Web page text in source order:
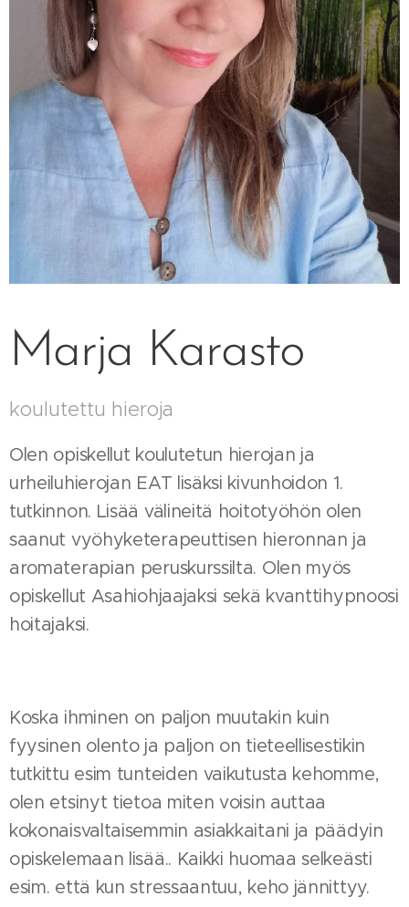
Marja Karasto
koulutettu hieroja
Olen opiskellut koulutetun hierojan ja
urheiluhierojan EAT lisäksi kivunhoidon 1.
tutkinnon. Lisää välineitä hoitotyöhön olen
saanut vyöhyketerapeuttisen hieronnan ja
aromaterapian peruskurssilta. Olen myös
opiskellut Asahiohjaajaksi sekä kvanttihypnoosi
hoitajaksi.
Koska ihminen on paljon muutakin kuin
fyysinen olento ja paljon on tieteellisestikin
tutkittu esim tunteiden vaikutusta kehomme,
olen etsinyt tietoa miten voisin auttaa
kokonaisvaltaisemmin asiakkaitani ja päädyin
opiskelemaan lisää.. Kaikki huomaa selkeästi
esim. että kun stressaantuu, keho jännittyy.